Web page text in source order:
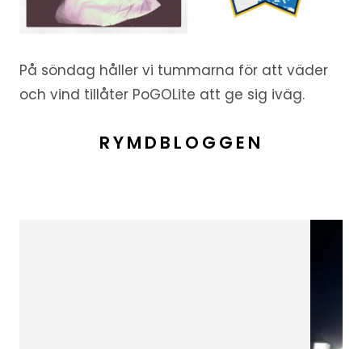
På söndag håller vi tummarna för att väder
och vind tillåter PoGOLite att ge sig iväg.
RYMDBLOGGEN